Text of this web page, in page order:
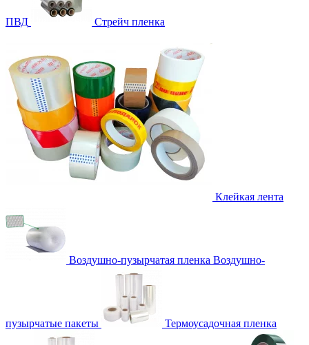
ПВД Стрейч пленка
Клейкая лента
Воздушно-пузырчатая пленка Воздушно-
пузырчатые пакеты Термоусадочная пленка